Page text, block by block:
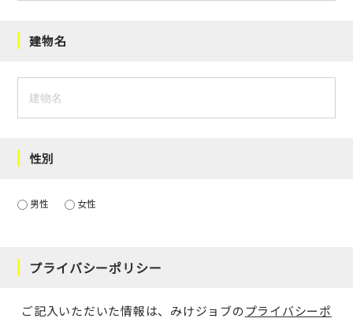
建物名
性別
男性 女性
プライバシーポリシー
ご記入いただいた情報は、みけジョブのプライバシーポ